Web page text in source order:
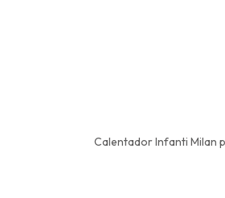
Calentador Infanti Milan